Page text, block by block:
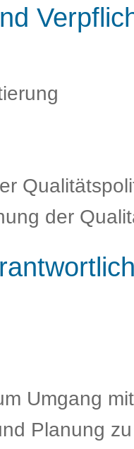
der
Umgang
Planung